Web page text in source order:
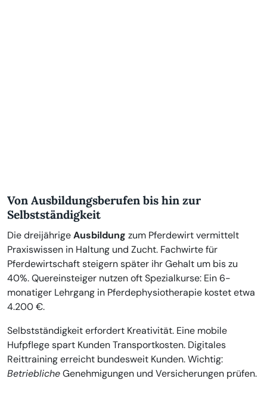
Von Ausbildungsberufen bis hin zur
Selbstständigkeit
Die dreijährigeAusbildung zum Pferdewirt vermittelt
Praxiswissen in Haltung und Zucht. Fachwirte für
Pferdewirtschaft steigern später ihr Gehalt um bis zu
40%. Quereinsteiger nutzen oft Spezialkurse: Ein 6-
monatiger Lehrgang in Pferdephysiotherapie kostet etwa
4.200 €.
Selbstständigkeit erfordert Kreativität. Eine mobile
Hufpflege spart Kunden Transportkosten. Digitales
Reittraining erreicht bundesweit Kunden. Wichtig:
BetrieblicheGenehmigungen und Versicherungen prüfen.